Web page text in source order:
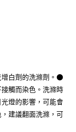
行
）商業銀行
業銀行
增白劑的洗滌劑。●
觸而染色。洗滌時
燈的影響，可能會
建議翻面洗滌，可